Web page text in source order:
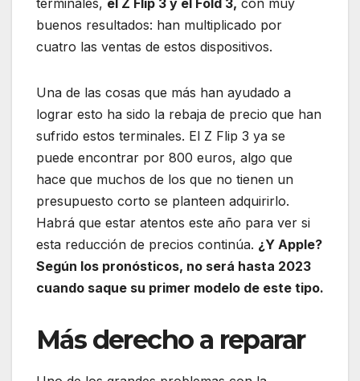
buenos resultados: han multiplicado por
cuatro las ventas de estos dispositivos.
Una de las cosas que más han ayudado a
lograr esto ha sido la rebaja de precio que han
sufrido estos terminales. El Z Flip 3 ya se
puede encontrar por 800 euros, algo que
hace que muchos de los que no tienen un
presupuesto corto se planteen adquirirlo.
Habrá que estar atentos este año para ver si
esta reducción de precios continúa. ¿Y Apple?
Según los pronósticos, no será hasta 2023
cuando saque su primer modelo de este tipo.
Más derecho a reparar